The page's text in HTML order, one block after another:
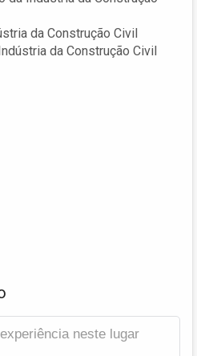
da Construção Civil
da Construção Civil